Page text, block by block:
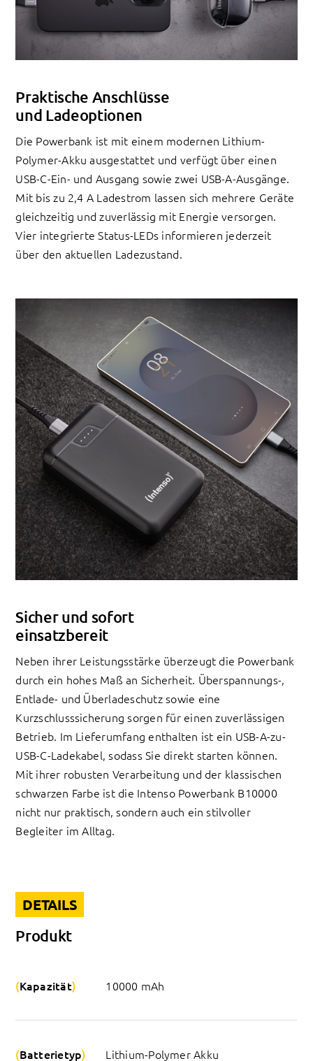
Praktische Anschlüsse
und Ladeoptionen
Die Powerbank ist mit einem modernen Lithium-
Polymer-Akku ausgestattet und verfügt über einen
USB-C-Ein- und Ausgang sowie zwei USB-A-Ausgänge.
Mit bis zu 2,4 A Ladestrom lassen sich mehrere Geräte
gleichzeitig und zuverlässig mit Energie versorgen.
Vier integrierte Status-LEDs informieren jederzeit
über den aktuellen Ladezustand.
Sicher und sofort
einsatzbereit
Neben ihrer Leistungsstärke überzeugt die Powerbank
durch ein hohes Maß an Sicherheit. Überspannungs-,
Entlade- und Überladeschutz sowie eine
Kurzschlusssicherung sorgen für einen zuverlässigen
Betrieb. Im Lieferumfang enthalten ist ein USB-A-zu-
USB-C-Ladekabel, sodass Sie direkt starten können.
Mit ihrer robusten Verarbeitung und der klassischen
schwarzen Farbe ist die Intenso Powerbank B10000
nicht nur praktisch, sondern auch ein stilvoller
Begleiter im Alltag.
DETAILS
Produkt
Kapazität 10000 mAh
Batterietyp Lithium-Polymer Akku